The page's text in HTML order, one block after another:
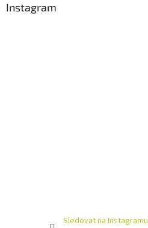
Instagram
Sledovat na Instagramu